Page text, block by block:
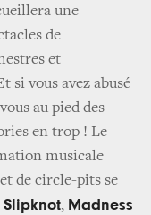
une
de
et
si vous avez abusé
au pied des
en trop ! Le
musicale
de circle-pits se
Slipknot, Madness